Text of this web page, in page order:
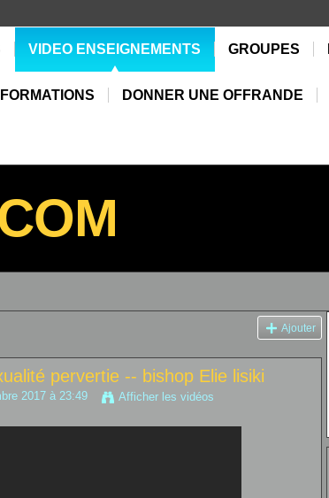
VIDEO ENSEIGNEMENTS GROUPES
DONNER UNE OFFRANDE
Ajouter
pervertie -- bishop Elie lisiki
2017 à 23:49 Afficher les vidéos